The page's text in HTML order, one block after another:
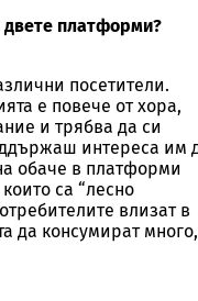
двете платформи?
посетители.
е повече от хора,
и трябва да си
интереса им
обаче в платформи
са “лесно
влизат в
да консумират много,